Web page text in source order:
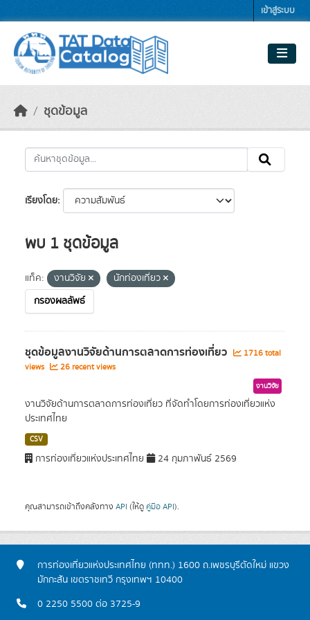
เข้าสู่ระบบ
ชุดข้อมูล
เรียงโดย
พบ 1 ชุดข้อมูล
แท็ค: งานวิจัย
นักท่องเที่ยว
กรองผลลัพธ์
ชุดข้อมูลงานวิจัยด้านการตลาดการท่องเที่ยว
1716 total
views
26 recent views
งานวิจัย
งานวิจัยด้านการตลาดการท่องเที่ยว ที่จัดทำโดยการท่องเที่ยวแห่ง
ประเทศไทย
CSV
การท่องเที่ยวแห่งประเทศไทย 24 กุมภาพันธ์ 2569
คุณสามารถเข้าถึงคลังทาง API (ให้ดู คู่มือ API).
การท่องเที่ยวแห่งประเทศไทย (ททท.) 1600 ถ.เพชรบุรีตัดใหม่ แขวง
มักกะสัน เขตราชเทวี กรุงเทพฯ 10400
0 2250 5500 ต่อ 3725-9